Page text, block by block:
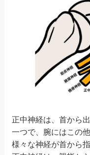
正中神経は、首から
一つで、腕にはこの
様々な神経が首から